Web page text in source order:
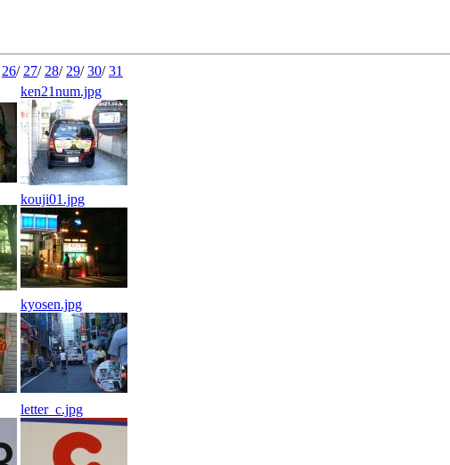
26/ 27/ 28/ 29/30/31
ken21num.jpg
kouji01.jpg
kyosen.jpg
letter_c.jpg